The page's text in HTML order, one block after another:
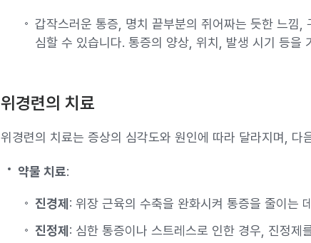
갑작스러운 통증, 명치 끝부분의 쥐어짜는 듯한 느낌,
심할 수 있습니다. 통증의 양상, 위치, 발생 시기 등을
위경련의 치료
위경련의 치료는 증상의 심각도와 원인에 따라 달라지며, 다
약물 치료:
진경제 : 위장 근육의 수축을 완화시켜 통증을 줄이는
진정제 : 심한 통증이나 스트레스로 인한 경우, 진정제